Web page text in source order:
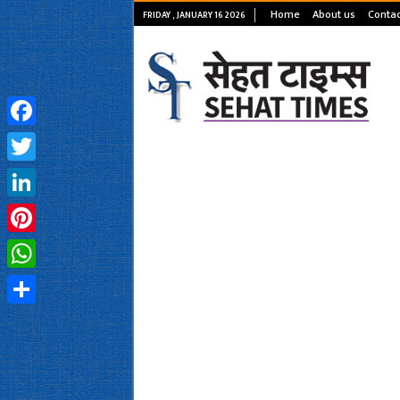
FRIDAY , JANUARY 16 2026 Home About us
Facebook
Twitter
LinkedIn
Pinterest
WhatsApp
Share